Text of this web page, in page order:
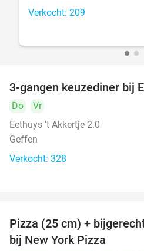
Verkocht: 209
3-gangen keuzediner bij
Do
Vr
Eethuys 't Akkertje 2.0
Geffen
Verkocht: 328
Pizza (25 cm) +
bij New York Pizza